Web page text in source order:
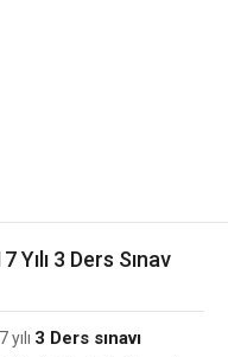
3 Ders Sınav
3 Ders sınavı